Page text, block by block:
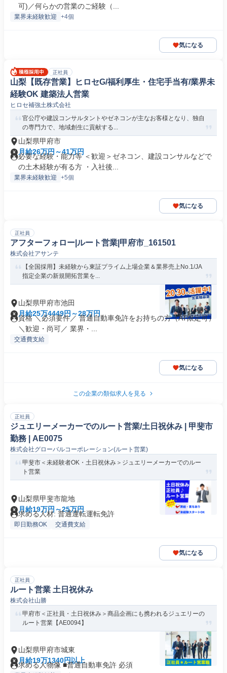
可)／何らかの営業のご経験（...
業界未経験歓迎 +4個
気になる
正社員
山梨【既存営業】ヒロセG/福利厚生・住宅手当有/業界未
経験OK 建築法人営業
ヒロセ補強土株式会社
官公庁や建設コンサルタントやゼネコンが主なお客様となり、独自
の専門力で、地域創生に貢献する...
山梨県甲府市
月給26万円～41万円
必要な経験・能力等 ＜歓迎＞ゼネコン、建設コンサルなどで
の土木経験が有る方 ・入社後...
業界未経験歓迎 +5個
気になる
正社員
アフターフォロー|ルート営業|甲府市_161501
株式会社アサンテ
【全国採用】未経験から東証プライム上場企業＆業界売上No.1/JA
指定企業の新規開拓営業を...
山梨県甲府市池田
月給25万4449円～28万円
資格 ＼必須要件／ 普通自動車免許をお持ちの方（AT限定可）
＼歓迎・尚可／ 業界・...
交通費支給
気になる
この企業の類似求人を見る
正社員
ジュエリーメーカーでのルート営業/土日祝休み | 甲斐市
勤務 | AE0075
株式会社グローバルコーポレーション(ルート営業)
甲斐市＜未経験者OK・土日祝休み＞ジュエリーメーカーでのルー
ト営業
山梨県甲斐市龍地
月給19万円～25万円
求める人材: 普通運転運転免許
即日勤務OK 交通費支給
気になる
正社員
ルート営業 土日祝休み
株式会社山勝
甲府市＜正社員・土日祝休み＞商品企画にも携われるジュエリーの
ルート営業【AE0094】
山梨県甲府市城東
月給19万1340円以上
求める人物像 ■普通自動車免許 必須